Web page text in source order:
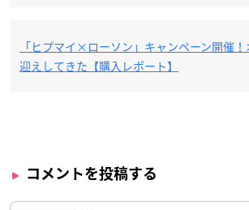
「ヒプマイ×ローソン」キャンペーン開催
迎えしてきた【購入レポート】
コメントを投稿する